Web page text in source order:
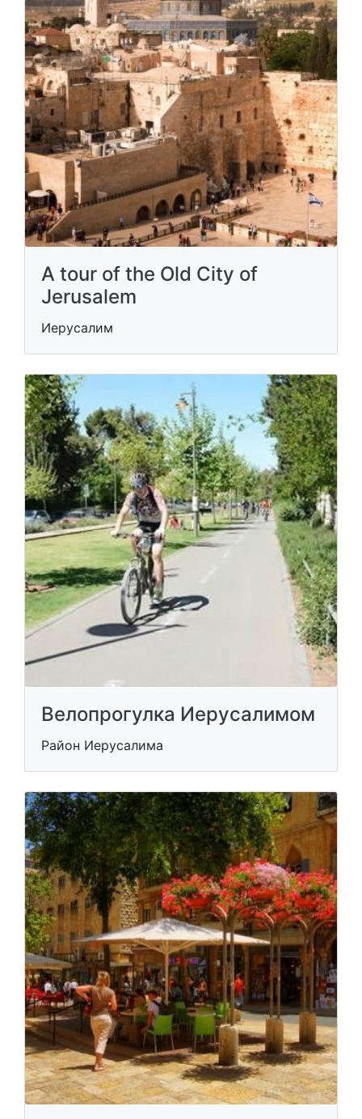
A tour of the Old City of
Jerusalem
Иерусалим
Велопрогулка Иерусалимом
Район Иерусалима